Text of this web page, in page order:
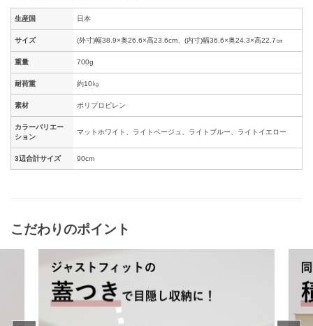
生産国 日本
サイズ (外寸)幅38.9×奥26.6×高23.6cm、(内寸)幅36.6×奥24.3×高22.7㎝
重量 700g
耐荷重 約10㎏
素材 ポリプロピレン
カラーバリエー
ション
マットホワイト、ライトベージュ、ライトブルー、ライトイエロー
3辺合計サイズ 90cm
こだわりのポイント